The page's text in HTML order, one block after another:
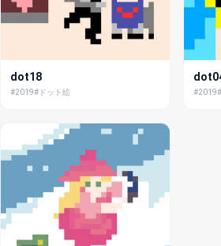
dot18
#2019#ドット絵 #2019